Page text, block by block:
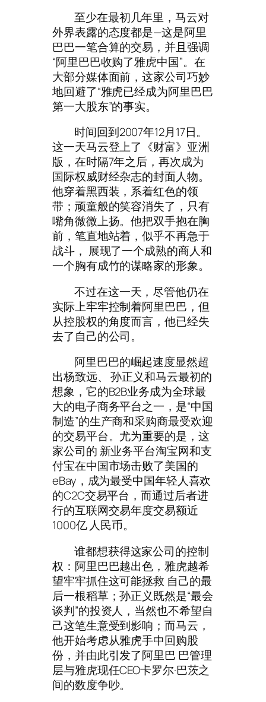
至少在最初几年里，马云对
外界表露的态度都是—这是阿里
巴巴一笔合算的交易，并且强调
“阿里巴巴收购了雅虎中国”。在
大部分媒体面前，这家公司巧妙
地回避了“雅虎已经成为阿里巴巴
第一大股东”的事实。
时间回到2007年12月17日。
这一天马云登上了《财富》亚洲
版，在时隔7年之后，再次成为
国际权威财经杂志的封面人物。
他穿着黑西装，系着红色的领
带；顽童般的笑容消失了，只有
嘴角微微上扬。他把双手抱在胸
前，笔直地站着，似乎不再急于
战斗， 展现了一个成熟的商人和
一个胸有成竹的谋略家的形象。
不过在这一天，尽管他仍在
实际上牢牢控制着阿里巴巴，但
从控股权的角度而言，他已经失
去了自己的公司。
阿里巴巴的崛起速度显然超
出杨致远、 孙正义和马云最初的
想象，它的B2B业务成为全球最
大的电子商务平台之一，是“中国
制造”的生产商和采购商最受欢迎
的交易平台。尤为重要的是，这
家公司的 新业务平台淘宝网和支
付宝在中国市场击败了美国的
eBay，成为最受中国年轻人喜欢
的C2C交易平台，而通过后者进
行的互联网交易年度交易额近
1000亿 人民币。
谁都想获得这家公司的控制
权：阿里巴巴越出色，雅虎越希
望牢牢抓住这可能拯救 自己的最
后一根稻草；孙正义既然是“最会
谈判”的投资人，当然也不希望自
己这笔生意受到影响；而马云，
他开始考虑从雅虎手中回购股
份，并由此引发了阿里巴 巴管理
层与雅虎现任CEO卡罗尔·巴茨之
间的数度争吵。